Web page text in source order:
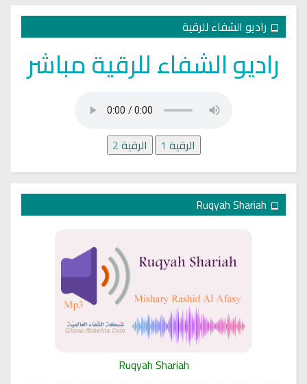
راديو الشفاء للرقية
راديو الشفاء للرقية مباشر
الرقية 1 الرقية2
Ruqyah Shariah